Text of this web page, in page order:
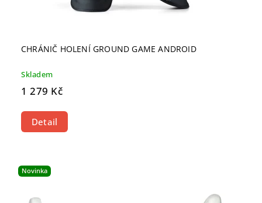
CHRÁNIČ HOLENÍ GROUND GAME ANDROID
Skladem
1 279 Kč
Detail
Novinka